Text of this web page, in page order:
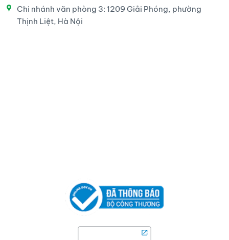
Chi nhánh văn phòng 3: 1209 Giải Phóng, phường
Thịnh Liệt, Hà Nội